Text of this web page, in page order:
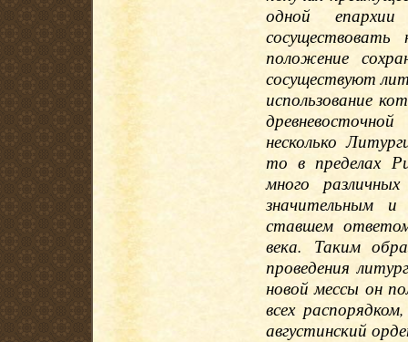
одной
сосуществовать
положение
сосуществуют
использование
несколько
то в пределах
много
значительным и
ставшем
века. Таким
проведения
новой мессы он
всех
августинский